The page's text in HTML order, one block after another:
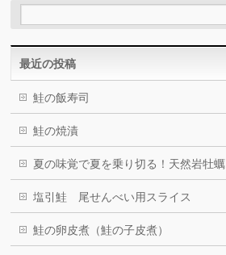
最近の投稿
鮭の飯寿司
鮭の焼漬
夏の味覚で夏を乗り切る！天然岩牡蠣
塩引鮭 尾せんべい用スライス
鮭の卵皮煮（鮭の子皮煮）